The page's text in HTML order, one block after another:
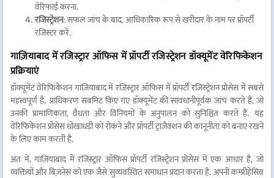
वेरिफाई करना.
रजिस्ट्रेशन: सफल जांच के बाद, आधिकारिक रूप से खरीदार के नाम पर प्रॉपर्टी
रजिस्टर करें.
गाज़ियाबाद में रजिस्ट्रार ऑफिस में प्रॉपर्टी रजिस्ट्रेशन डॉक्यूमेंट वेरिफिकेशन
प्रक्रियाएं
डॉक्यूमेंट वेरिफिकेशन गाज़ियाबाद में रजिस्ट्रार ऑफिस में प्रॉपर्टी रजिस्ट्रेशन प्रोसेस में सबसे
महत्वपूर्ण है. प्राधिकरण सबमिट किए गए डॉक्यूमेंट की सावधानीपूर्वक जांच करते हैं, जो
उनकी प्रामाणिकता, वैधता और विनियमों के अनुपालन को सुनिश्चित करते हैं. यह
वेरिफिकेशन प्रोसेस धोखाधड़ी को रोकने और प्रॉपर्टी ट्रांज़ैक्शन की कानूनीता को बनाए रखने
के लिए काम करती है.
अंत में, गाज़ियाबाद में रजिस्ट्रार ऑफिस प्रॉपर्टी रजिस्ट्रेशन प्रोसेस में एक आधार है, जो
व्यक्तियों और बिज़नेस को एक जैसे सुव्यवस्थित समाधान प्रदान करता है. अपनी कम्प्रीहेंसिव